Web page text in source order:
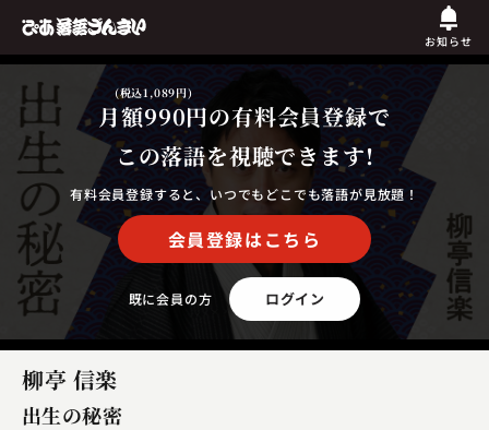
お知らせ
月額990円
(税込1,089円)
の有料会員登録で
この落語を視聴できます!
有料会員登録すると、いつでもどこでも落語が見放題！
会員登録はこちら
既に会員の方 ログイン
柳亭 信楽
出生の秘密